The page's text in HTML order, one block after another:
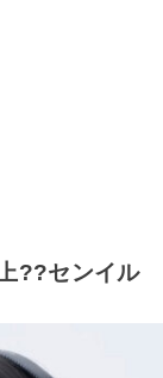
??センイル